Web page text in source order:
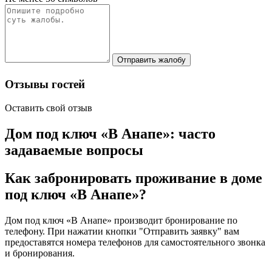
Отправить жалобу
Отзывы гостей
Оставить свой отзыв
Дом под ключ «В Анапе»: часто
задаваемые вопросы
Как забронировать проживание в доме
под ключ «В Анапе»?
Дом под ключ «В Анапе» производит бронирование по
телефону. При нажатии кнопки "Отправить заявку" вам
предоставятся номера телефонов для самостоятельного звонка
и бронирования.